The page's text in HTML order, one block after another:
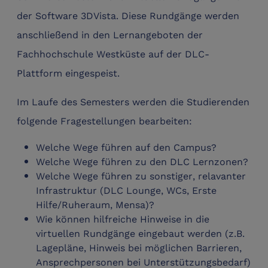
der Software 3DVista. Diese Rundgänge werden
anschließend in den Lernangeboten der
Fachhochschule Westküste auf der DLC-
Plattform eingespeist.
Im Laufe des Semesters werden die Studierenden
folgende Fragestellungen bearbeiten:
Welche Wege führen auf den Campus?
Welche Wege führen zu den DLC Lernzonen?
Welche Wege führen zu sonstiger, relavanter
Infrastruktur (DLC Lounge, WCs, Erste
Hilfe/Ruheraum, Mensa)?
Wie können hilfreiche Hinweise in die
virtuellen Rundgänge eingebaut werden (z.B.
Lagepläne, Hinweis bei möglichen Barrieren,
Ansprechpersonen bei Unterstützungsbedarf)